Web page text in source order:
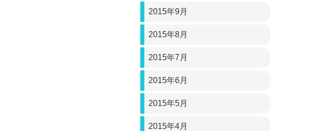
2015年9月
2015年8月
2015年7月
2015年6月
2015年5月
2015年4月